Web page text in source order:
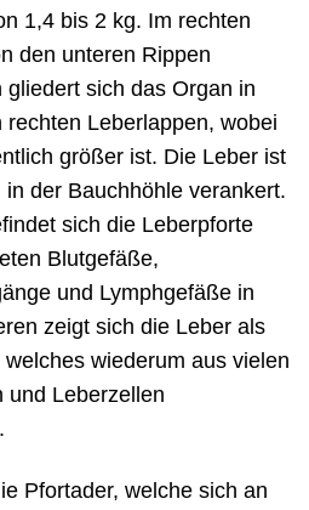
1,4 bis 2 kg. Im rechten
den unteren Rippen
sich das Organ in
Leberlappen, wobei
größer ist. Die Leber ist
der Bauchhöhle verankert.
sich die Leberpforte
Blutgefäße,
und Lymphgefäße in
zeigt sich die Leber als
wiederum aus vielen
und Leberzellen
Pfortader, welche sich an